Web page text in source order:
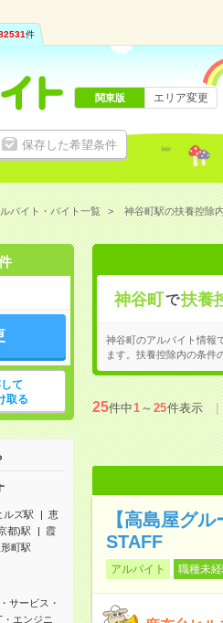
件
保存した希望条件
関東版 エリア変更
バイト・バイト一覧 神谷町駅の扶養控除
て
取る
ルズ駅
恵
都)駅
霞
形町駅
サービス・
・エンジニ
神谷町で扶養
神谷町のアルバイト情報
ます。扶養控除内の条件
25件中1～25件表示
【高島屋グ
STAFF
アルバイト 職種未